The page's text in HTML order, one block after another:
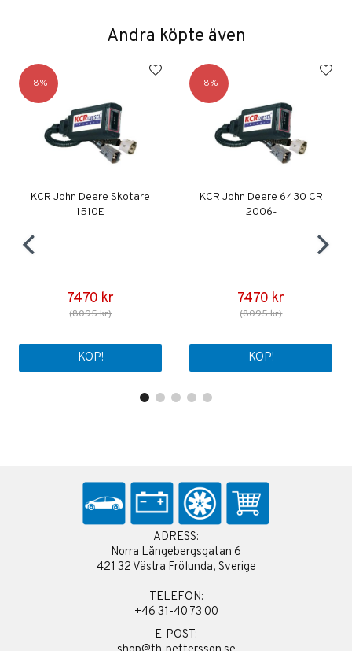
Andra köpte även
8
KCR John Deere Skotare
1510E
7470 kr
(8095 kr)
KÖP!
8
KCR John Deere 6430 CR
2006-
7470 kr
(8095 kr)
KÖP!
ADRESS:
Norra Långebergsgatan 6
421 32 Västra Frölunda, Sverige
TELEFON:
+46 31-40 73 00
E-POST: